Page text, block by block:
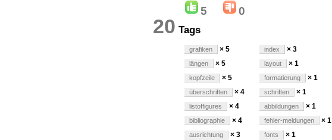
5 0
20 Tags
grafiken × 5
längen × 5
kopfzeile × 5
überschriften × 4
listoffigures × 4
bibliographie × 4
ausrichtung × 3
index × 3
layout × 1
formatierung × 1
schriften × 1
abbildungen × 1
fehler-meldungen × 1
fonts × 1